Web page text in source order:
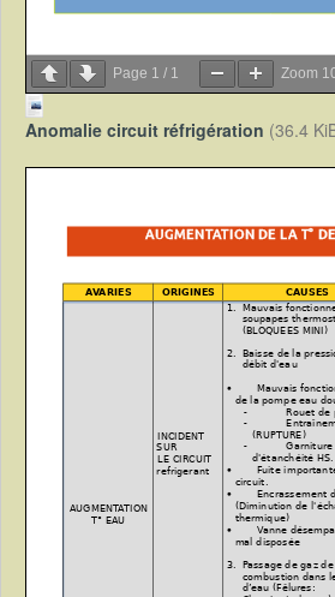
Page 1 / 1 Zoom
Anomalie circuit réfrigération (36.4